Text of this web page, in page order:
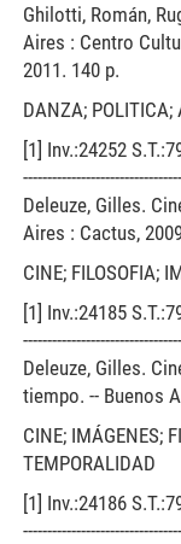
Ghilotti, Román,
Aires : Centro
2011. 140 p.
DANZA; POLITICA;
[1] Inv.:24252
Deleuze, Gilles.
Aires : Cactus,
CINE; FILOSOFIA;
[1] Inv.:24185
Deleuze, Gilles.
tiempo. -- Buenos
CINE; IMÁGENES;
TEMPORALIDAD
[1] Inv.:24186